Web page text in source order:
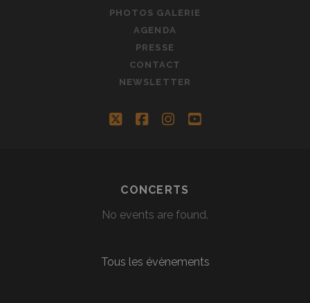
PHOTOS GALERIE
AGENDA
PRESSE
CONTACT
NEWSLETTER
twitterfacebookinstagram
youtube
CONCERTS
No events are found.
Tous les évènements